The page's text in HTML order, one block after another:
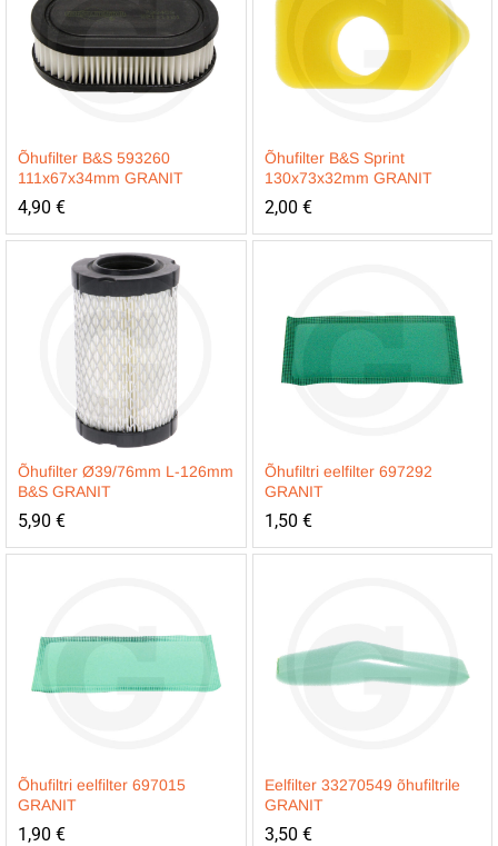
Õhufilter B&S 593260
111x67x34mm GRANIT
4,90 €
Õhufilter B&S Sprint
130x73x32mm GRANIT
2,00 €
Õhufilter Ø39/76mm L-126mm
B&S GRANIT
5,90 €
Õhufiltri eelfilter 697292
GRANIT
1,50 €
Õhufiltri eelfilter 697015
GRANIT
1,90 €
Eelfilter 33270549 õhufiltrile
GRANIT
3,50 €